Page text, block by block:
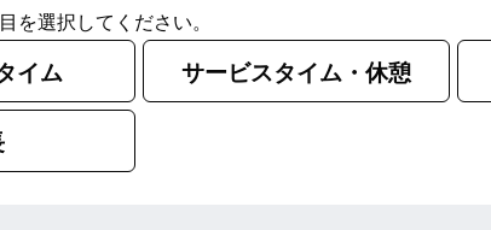
を選択してください。
イム サービスタイム・休憩